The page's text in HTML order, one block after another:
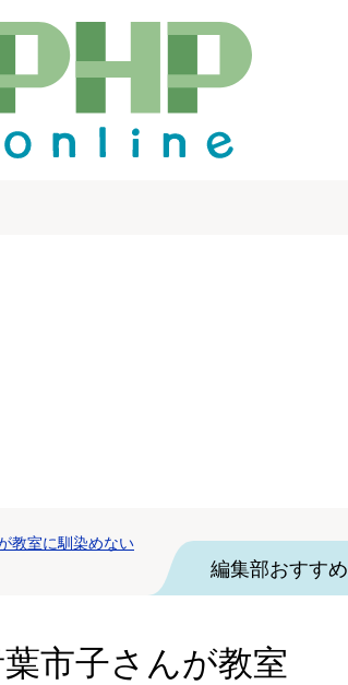
教室に馴染めない
編集部おすすめ
市子さんが教室